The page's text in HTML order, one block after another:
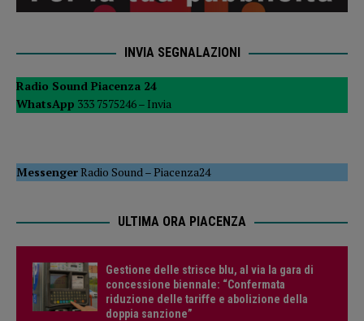
INVIA SEGNALAZIONI
Radio Sound Piacenza 24
WhatsApp 333 7575246 – Invia
MessengerRadio Sound –Piacenza24
ULTIMA ORA PIACENZA
Gestione delle strisce blu, al via la gara di
concessione biennale: “Confermata
riduzione delle tariffe e abolizione della
doppia sanzione”